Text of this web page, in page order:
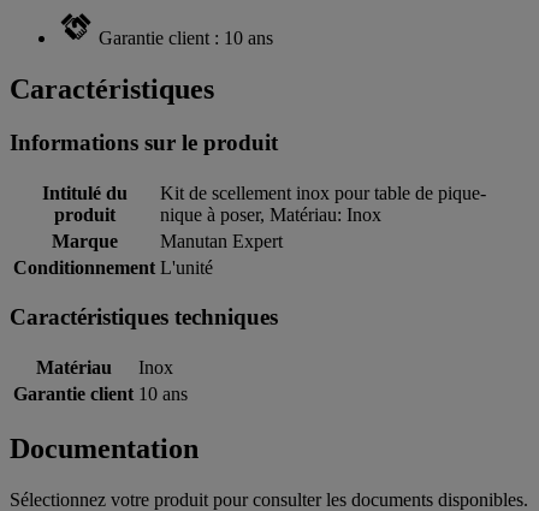
Garantie client : 10 ans
Caractéristiques
Informations sur le produit
Intitulé du
produit
Kit de scellement inox pour table de pique-
nique à poser, Matériau: Inox
Marque
Manutan Expert
Conditionnement L'unité
Caractéristiques techniques
Matériau
Inox
Garantie client 10 ans
Documentation
Sélectionnez votre produit pour consulter les documents disponibles.